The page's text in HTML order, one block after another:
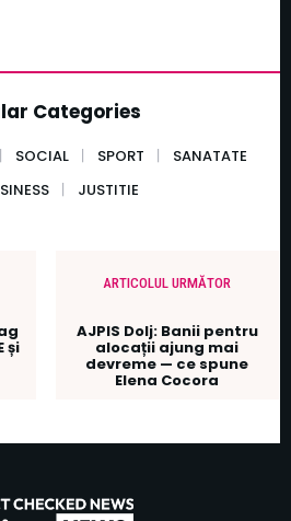
Categories
SOCIAL SPORT
SANATATE
JUSTITIE
și
ARTICOLUL URMĂTOR
AJPIS Dolj: Banii pentru
alocații ajung mai
devreme — ce spune
Elena Cocora